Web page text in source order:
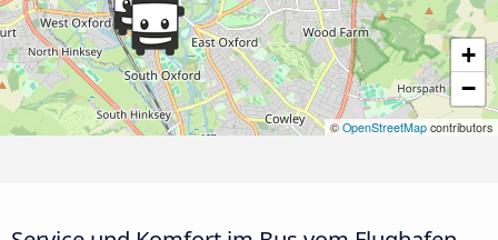
+
−
© OpenStreetMap contributors